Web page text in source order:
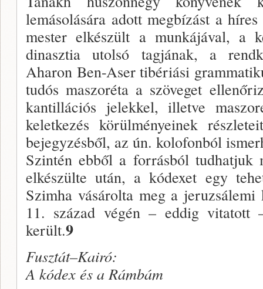
lemásolására adott megbízást a
mester elkészült a munkájával, a
dinasztia utolsó tagjának, a
Aharon Ben-Aser tibériási
tudós maszoréta a szöveget
kantillációs jelekkel, illetve
keletkezés körülményeinek
bejegyzésből, az ún. kolofonból
Szintén ebből a forrásból tudhatjuk
elkészülte után, a kódexet egy
Szimha vásárolta meg a
11. század végén – eddig vitatott
került.9
Fusztát–Kairó:
A kódex és a Rámbám